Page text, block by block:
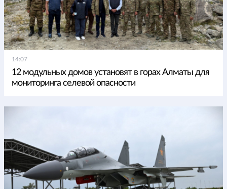
14:07
12 модульных домов установят в горах Алматы для
мониторинга селевой опасности